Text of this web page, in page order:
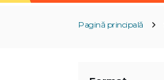
Pagină principală